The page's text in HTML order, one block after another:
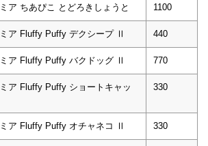
ア ちあぴこ とどろきしょうと 1100
ア Fluffy Puffy デクシープ Ⅱ 440
ア Fluffy Puffy バクドッグ Ⅱ 770
ア Fluffy Puffy ショートキャッ
330
ア Fluffy Puffy オチャネコ Ⅱ 330